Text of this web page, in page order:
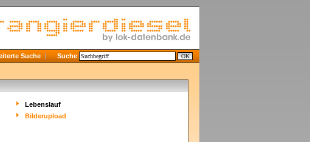
Suche Suche
Lebenslauf
Bilderupload